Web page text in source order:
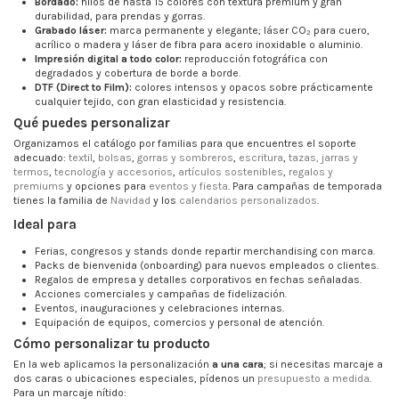
durabilidad, para prendas y gorras.
Grabado láser: marca permanente y elegante; láser CO₂ para cuero,
acrílico o madera y láser de fibra para acero inoxidable o aluminio.
Impresión digital a todo color: reproducción fotográfica con
degradados y cobertura de borde a borde.
DTF (Direct to Film): colores intensos y opacos sobre prácticamente
cualquier tejido, con gran elasticidad y resistencia.
Qué puedes personalizar
Organizamos el catálogo por familias para que encuentres el soporte
adecuado: textil, bolsas, gorras y sombreros, escritura, tazas, jarras y
termos, tecnología y accesorios, artículos sostenibles, regalos y
premiums y opciones para eventos y fiesta. Para campañas de temporada
tienes la familia de Navidad y los calendarios personalizados.
Ideal para
Ferias, congresos y stands donde repartir merchandising con marca.
Packs de bienvenida (onboarding) para nuevos empleados o clientes.
Regalos de empresa y detalles corporativos en fechas señaladas.
Acciones comerciales y campañas de fidelización.
Eventos, inauguraciones y celebraciones internas.
Equipación de equipos, comercios y personal de atención.
Cómo personalizar tu producto
En la web aplicamos la personalización a una cara; si necesitas marcaje a
dos caras o ubicaciones especiales, pídenos un presupuesto a medida.
Para un marcaje nítido: